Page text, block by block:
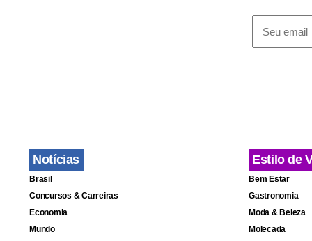
Roseana
O
do
instalou na
São Luís,
Notícias
Brasil
Concursos & Carreiras
Economia
Mundo
Estilo de
Bem Estar
Gastronomia
Moda & Beleza
Molecada